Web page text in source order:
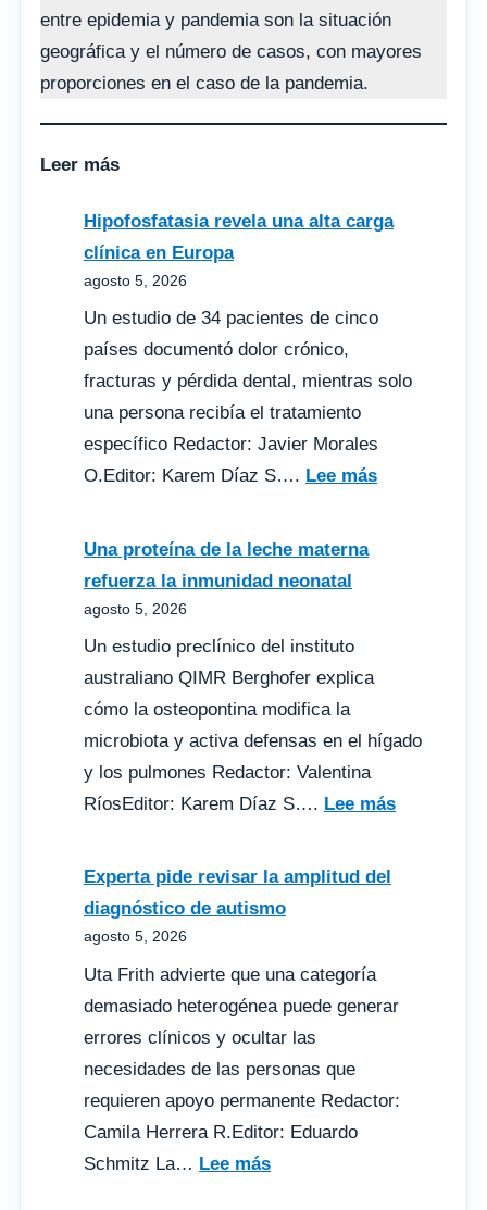
entre epidemia y pandemia son la situación
geográfica y el número de casos, con mayores
proporciones en el caso de la pandemia.
Leer más
Hipofosfatasia revela una alta carga
clínica en Europa
agosto 5, 2026
Un estudio de 34 pacientes de cinco
países documentó dolor crónico,
fracturas y pérdida dental, mientras solo
una persona recibía el tratamiento
específico Redactor: Javier Morales
O.Editor: Karem Díaz S…. Lee más:
Una proteína de la leche materna
refuerza la inmunidad neonatal
agosto 5, 2026
Un estudio preclínico del instituto
australiano QIMR Berghofer explica
cómo la osteopontina modifica la
microbiota y activa defensas en el hígado
y los pulmones Redactor: Valentina
RíosEditor: Karem Díaz S…. Lee más:
Experta pide revisar la amplitud del
diagnóstico de autismo
agosto 5, 2026
Uta Frith advierte que una categoría
demasiado heterogénea puede generar
errores clínicos y ocultar las
necesidades de las personas que
requieren apoyo permanente Redactor:
Camila Herrera R.Editor: Eduardo
Schmitz La… Lee más: